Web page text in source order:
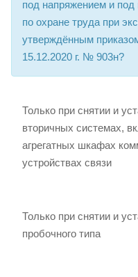
под напряжением и под
по охране труда при
утверждённым
15.12.2020 г. № 903н?
Только при снятии и
вторичных системах,
агрегатных шкафах
устройствах связи
Только при снятии и
пробочного типа